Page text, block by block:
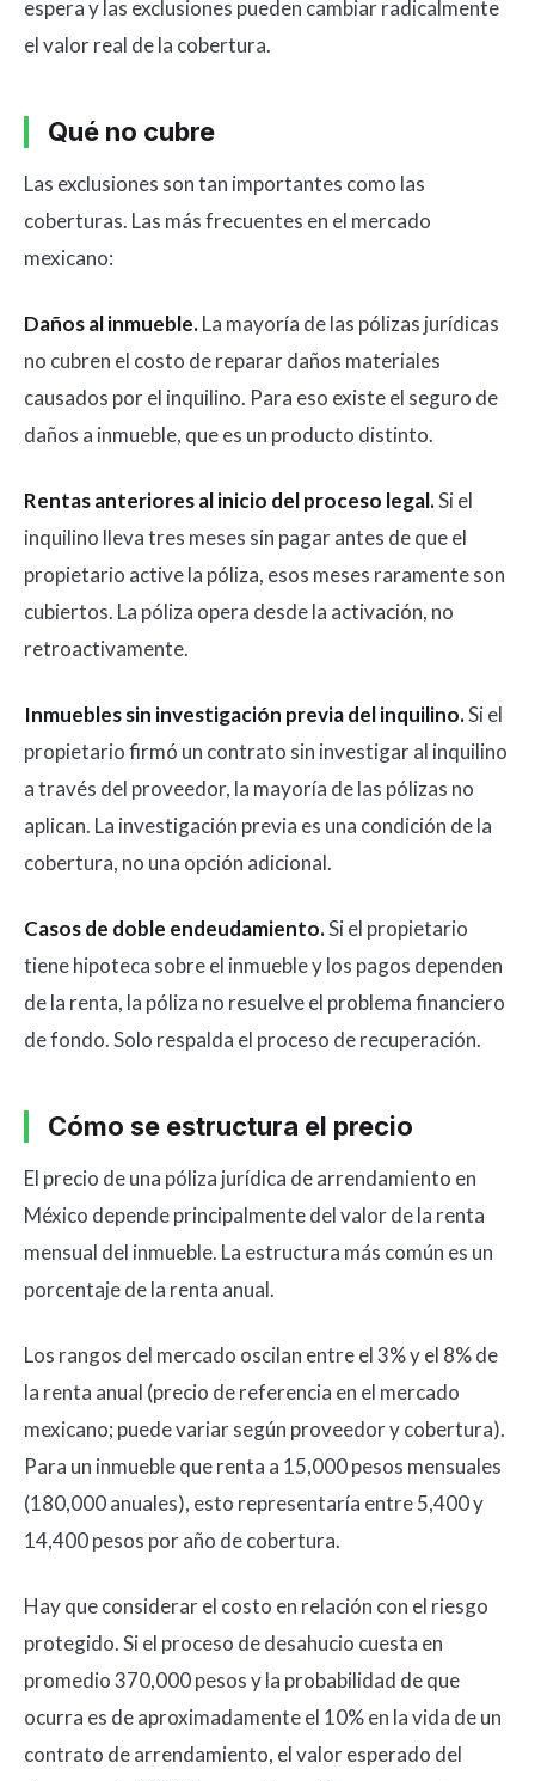
espera y las exclusiones pueden cambiar radicalmente
el valor real de la cobertura.
Qué no cubre
Las exclusiones son tan importantes como las
coberturas. Las más frecuentes en el mercado
mexicano:
Daños al inmueble.La mayoría de las pólizas jurídicas
no cubren el costo de reparar daños materiales
causados por el inquilino. Para eso existe el seguro de
daños a inmueble, que es un producto distinto.
Rentas anteriores al inicio del proceso legal.Si el
inquilino lleva tres meses sin pagar antes de que el
propietario active la póliza, esos meses raramente son
cubiertos. La póliza opera desde la activación, no
retroactivamente.
Inmuebles sin investigación previa del inquilino.Si el
propietario firmó un contrato sin investigar al inquilino
a través del proveedor, la mayoría de las pólizas no
aplican. La investigación previa es una condición de la
cobertura, no una opción adicional.
Casos de doble endeudamiento.Si el propietario
tiene hipoteca sobre el inmueble y los pagos dependen
de la renta, la póliza no resuelve el problema financiero
de fondo. Solo respalda el proceso de recuperación.
Cómo se estructura el precio
El precio de una póliza jurídica de arrendamiento en
México depende principalmente del valor de la renta
mensual del inmueble. La estructura más común es un
porcentaje de la renta anual.
Los rangos del mercado oscilan entre el 3% y el 8% de
la renta anual (precio de referencia en el mercado
mexicano; puede variar según proveedor y cobertura).
Para un inmueble que renta a 15,000 pesos mensuales
(180,000 anuales), esto representaría entre 5,400 y
14,400 pesos por año de cobertura.
Hay que considerar el costo en relación con el riesgo
protegido. Si el proceso de desahucio cuesta en
promedio 370,000 pesos y la probabilidad de que
ocurra es de aproximadamente el 10% en la vida de un
contrato de arrendamiento, el valor esperado del